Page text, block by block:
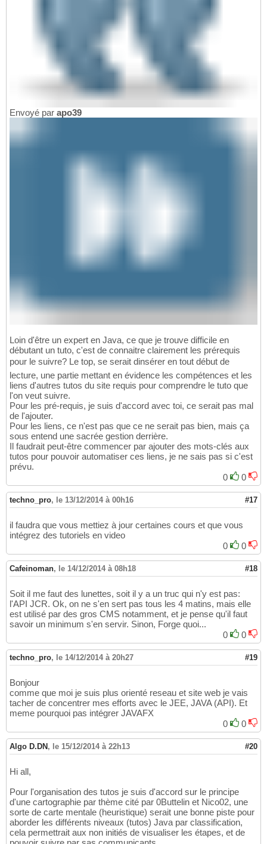
Envoyé par apo39
Loin d'être un expert en Java, ce que je trouve difficile en
débutant un tuto, c'est de connaitre clairement les prérequis
pour le suivre? Le top, se serait dinsérer en tout début de
lecture, une partie mettant en évidence les compétences et les
liens d'autres tutos du site requis pour comprendre le tuto que
l'on veut suivre.
Pour les pré-requis, je suis d'accord avec toi, ce serait pas mal
de l'ajouter.
Pour les liens, ce n'est pas que ce ne serait pas bien, mais ça
sous entend une sacrée gestion derrière.
Il faudrait peut-être commencer par ajouter des mots-clés aux
tutos pour pouvoir automatiser ces liens, je ne sais pas si c'est
prévu.
0
0
techno_pro, le 13/12/2014 à 00h16 #17
il faudra que vous mettiez à jour certaines cours et que vous
intégrez des tutoriels en video
0
0
Cafeinoman, le 14/12/2014 à 08h18 #18
Soit il me faut des lunettes, soit il y a un truc qui n'y est pas:
l'API JCR. Ok, on ne s'en sert pas tous les 4 matins, mais elle
est utilisé par des gros CMS notamment, et je pense qu'il faut
savoir un minimum s'en servir. Sinon, Forge quoi...
0
0
techno_pro, le 14/12/2014 à 20h27 #19
Bonjour
comme que moi je suis plus orienté reseau et site web je vais
tacher de concentrer mes efforts avec le JEE, JAVA (API). Et
meme pourquoi pas intégrer JAVAFX
0
0
Algo D.DN , le 15/12/2014 à 22h13 #20
Hi all,
Pour l'organisation des tutos je suis d'accord sur le principe
d'une cartographie par thème cité par 0Buttelin et Nico02, une
sorte de carte mentale (heuristique) serait une bonne piste pour
aborder les différents niveaux (tutos) Java par classification,
cela permettrait aux non initiés de visualiser les étapes, et de